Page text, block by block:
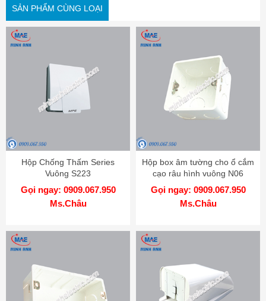
SẢN PHẨM CÙNG LOẠI
Hộp Chống Thấm Series
Vuông S223
Gọi ngay: 0909.067.950
Ms.Châu
Hộp box âm tường cho ổ cắm
cạo râu hình vuông N06
Gọi ngay: 0909.067.950
Ms.Châu